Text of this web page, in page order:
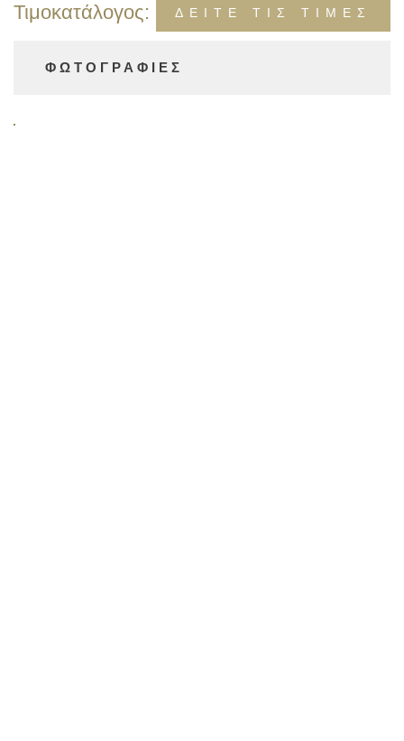
Τιμοκατάλογος: ΔΕΙΤΕ ΤΙΣ ΤΙΜΕΣ
ΦΩΤΟΓΡΑΦΊΕΣ